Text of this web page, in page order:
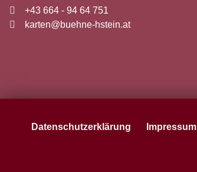
+43 664 - 94 64 751
karten@buehne-hstein.at
Datenschutzerklärung Impressum